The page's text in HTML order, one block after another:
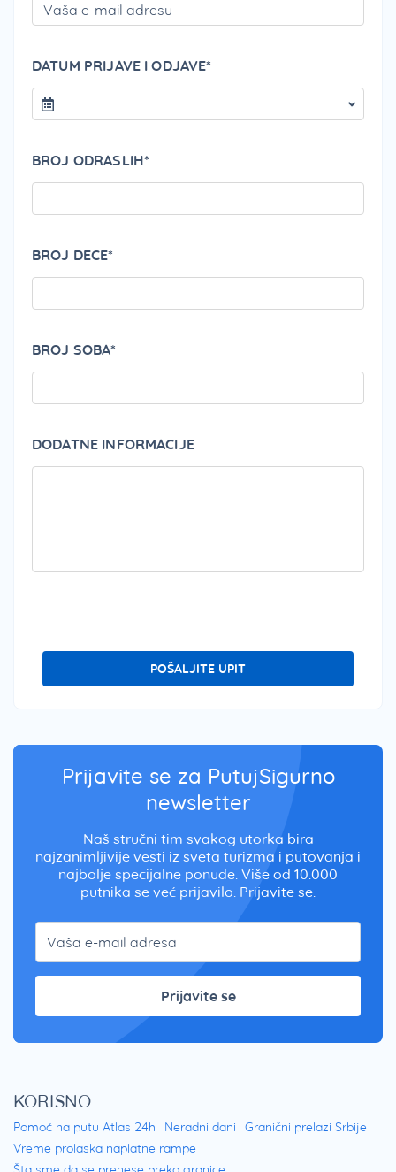
DATUM PRIJAVE I ODJAVE*
BROJ ODRASLIH*
BROJ DECE*
BROJ SOBA*
DODATNE INFORMACIJE
POŠALJITE UPIT
Prijavite se za PutujSigurno
newsletter
Naš stručni tim svakog utorka bira
najzanimljivije vesti iz sveta turizma i putovanja i
najbolje specijalne ponude. Više od 10.000
putnika se već prijavilo. Prijavite se.
Prijavite se
KORISNO
Pomoć na putu Atlas 24h Neradni dani
Granični prelazi Srbije
Vreme prolaska naplatne rampe